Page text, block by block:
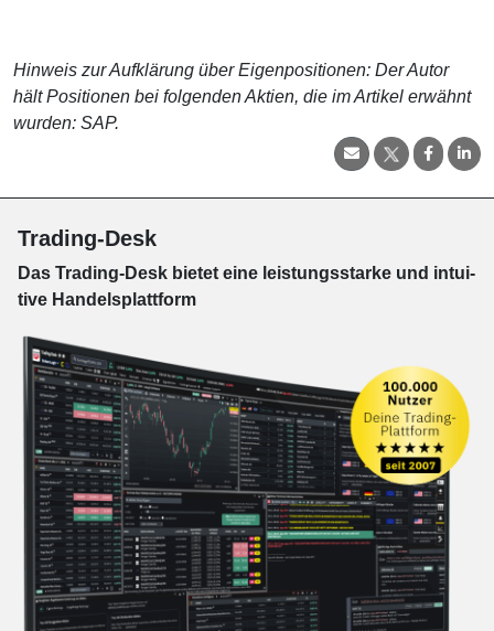
Hinweis zur Aufklärung über Eigenpositionen: Der Autor
hält Positionen bei folgenden Aktien, die im Artikel erwähnt
wurden: SAP.
Trading-Desk
Das Trading-Desk bie­tet eine leis­tungs­star­ke und in­tui­
tive Han­dels­platt­form